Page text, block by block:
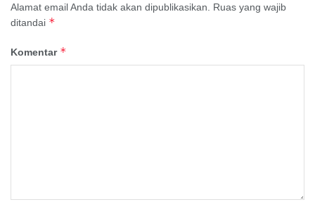
Alamat email Anda tidak akan dipublikasikan.
Ruas yang wajib
ditandai *
Komentar *